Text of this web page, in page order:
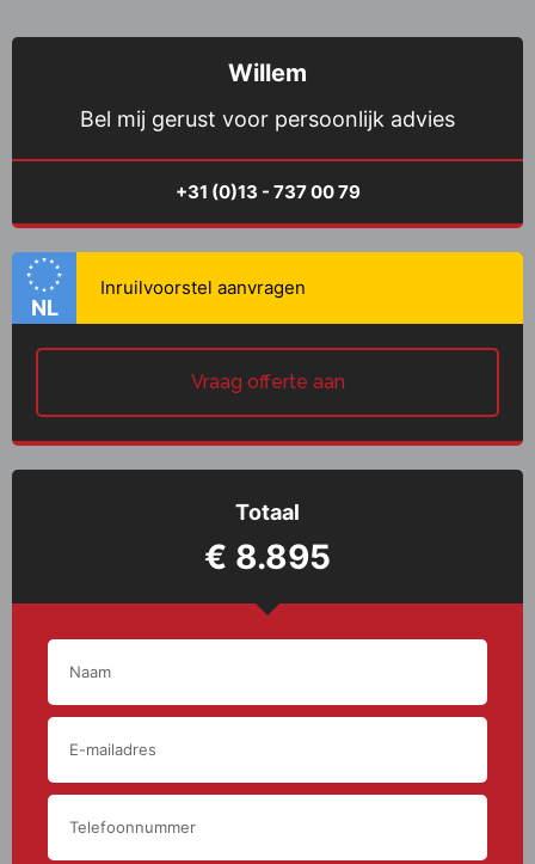
Willem
Bel mij gerust voor persoonlijk advies
+31 (0)13 - 737 00 79
NL
Vraag offerte aan
Totaal
€ 8.895